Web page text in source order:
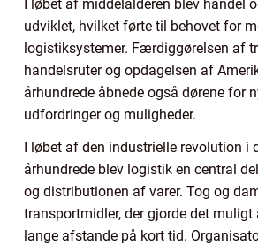
I løbet af middelalderen blev handel
udviklet, hvilket førte til behovet for
logistiksystemer. Færdiggørelsen af
handelsruter og opdagelsen af
århundrede åbnede også dørene for
udfordringer og muligheder.
I løbet af den industrielle revolution i
århundrede blev logistik en central
og distributionen af varer. Tog og
transportmidler, der gjorde det muligt
lange afstande på kort tid.